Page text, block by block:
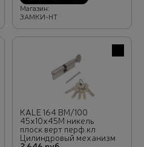
Магазин:
ЗАМКИ-НТ
В
KALE 164 BM/100
45х10х45M никель
плоск.верт перф.кл
Цилиндровый механизм